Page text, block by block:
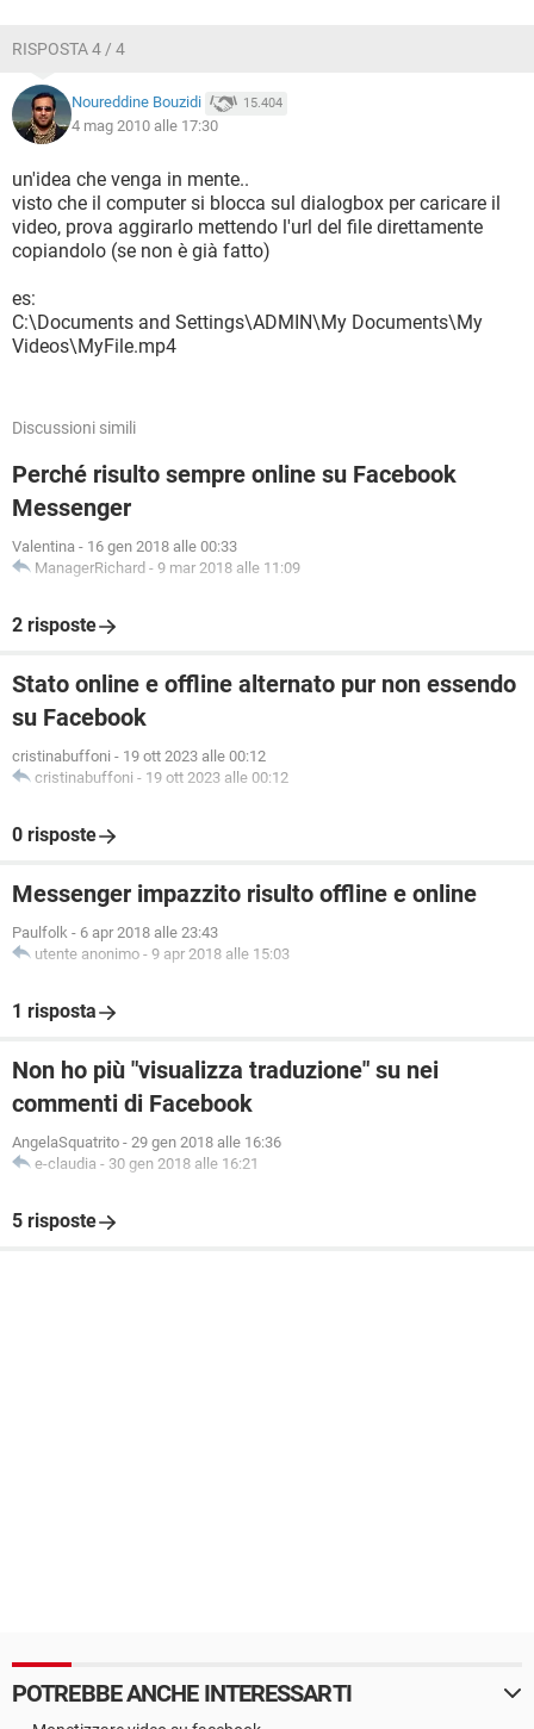
RISPOSTA 4 / 4
Noureddine Bouzidi 15.404
4 mag 2010 alle 17:30
un'idea che venga in mente..
visto che il computer si blocca sul dialogbox per caricare il
video, prova aggirarlo mettendo l'url del file direttamente
copiandolo (se non è già fatto)
es:
C:\Documents and Settings\ADMIN\My Documents\My
Videos\MyFile.mp4
Discussioni simili
Perché risulto sempre online su Facebook
Messenger
Valentina - 16 gen 2018 alle 00:33
ManagerRichard - 9 mar 2018 alle 11:09
2 risposte
Stato online e offline alternato pur non essendo
su Facebook
cristinabuffoni - 19 ott 2023 alle 00:12
cristinabuffoni - 19 ott 2023 alle 00:12
0 risposte
Messenger impazzito risulto offline e online
Paulfolk - 6 apr 2018 alle 23:43
utente anonimo - 9 apr 2018 alle 15:03
1 risposta
Non ho più "visualizza traduzione" su nei
commenti di Facebook
AngelaSquatrito - 29 gen 2018 alle 16:36
e-claudia - 30 gen 2018 alle 16:21
5 risposte
POTREBBE ANCHE INTERESSARTI